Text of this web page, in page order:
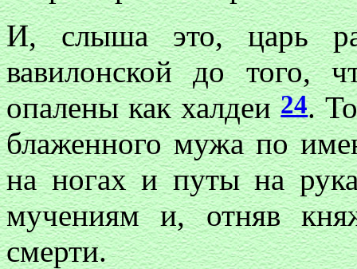
И, слыша это, царь
вавилонской до
опалены как халдеи24.
блаженного мужа по
на ногах и путы на
мучениям и, отняв
смерти.